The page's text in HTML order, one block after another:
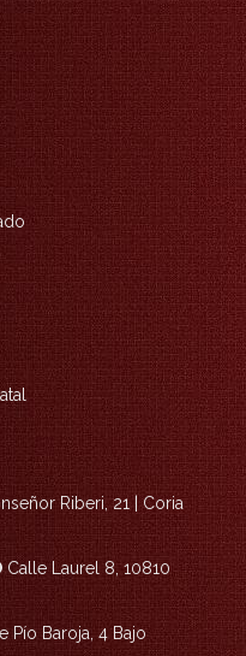
Riberi, 21 | Coria
Calle Laurel 8, 10810
Pío Baroja, 4 Bajo